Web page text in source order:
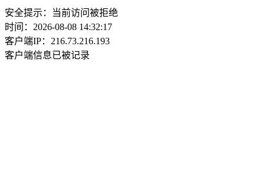
安全提示：当前访问被拒绝
时间：2026-08-08 14:32:17
客户端IP：216.73.216.193
客户端信息已被记录